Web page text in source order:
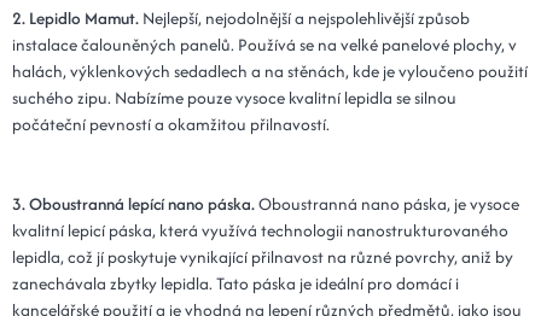
Kód: Plot 30x110x3 - 02 béžová 14 dní
25x120x3 - 02 béžová
Kód: Plot 25x120x3 - 02 béžová
649 Kč
14 dní
2. Lepidlo Mamut. Nejlepší, nejodolnější a nejspolehlivější způsob
instalace čalouněných panelů. Používá se na velké panelové plochy, v
halách, výklenkových sedadlech a na stěnách, kde je vyloučeno použití
suchého zipu. Nabízíme pouze vysoce kvalitní lepidla se silnou
počáteční pevností a okamžitou přilnavostí.
3. Oboustranná lepící nano páska.Oboustranná nano páska, je vysoce
kvalitní lepicí páska, která využívá technologii nanostrukturovaného
lepidla, což jí poskytuje vynikající přilnavost na různé povrchy, aniž by
zanechávala zbytky lepidla. Tato páska je ideální pro domácí i
kancelářské použití a je vhodná na lepení různých předmětů, jako jsou